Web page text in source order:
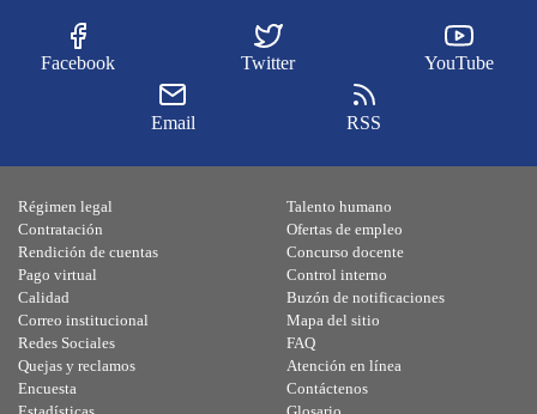
Facebook Twitter YouTube
Email RSS
Régimen legal
Contratación
Rendición de cuentas
Pago virtual
Calidad
Talento humano
Ofertas de empleo
Concurso docente
Control interno
Buzón de notificaciones
Correo institucional
Redes Sociales
Quejas y reclamos
Encuesta
Mapa del sitio
FAQ
Atención en línea
Contáctenos